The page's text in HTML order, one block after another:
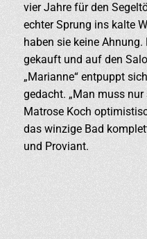
vier Jahre für den
echter Sprung ins kalte
haben sie keine
gekauft und auf den
„Marianne“ entpuppt
gedacht. „Man muss
Matrose Koch
das winzige Bad
und Proviant.